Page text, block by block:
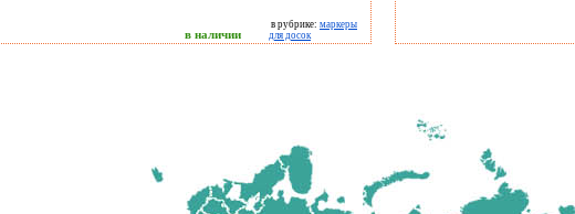
в наличии
в рубрике: маркеры
для досок